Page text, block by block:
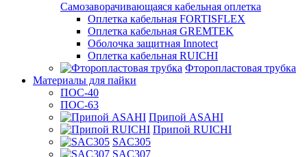
Самозаворачивающаяся кабельная оплетка
Оплетка кабельная FORTISFLEX
Оплетка кабельная GREMTEK
Оболочка защитная Innotect
Оплетка кабельная RUICHI
Фторопластовая трубка
Материалы для пайки
ПОС-40
ПОС-63
Припой ASAHI
Припой RUICHI
SAC305
SAC307